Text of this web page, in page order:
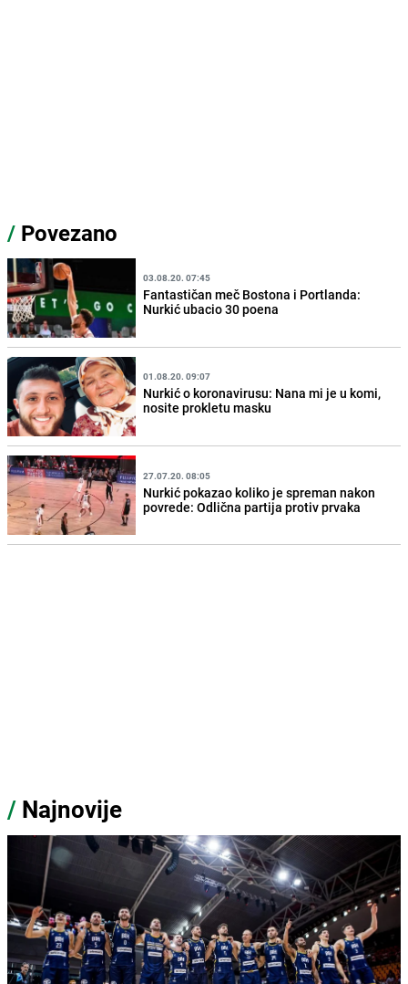
/ Povezano
03.08.20. 07:45
Fantastičan meč Bostona i Portlanda:
Nurkić ubacio 30 poena
01.08.20. 09:07
Nurkić o koronavirusu: Nana mi je u komi,
nosite prokletu masku
27.07.20. 08:05
Nurkić pokazao koliko je spreman nakon
povrede: Odlična partija protiv prvaka
/ Najnovije